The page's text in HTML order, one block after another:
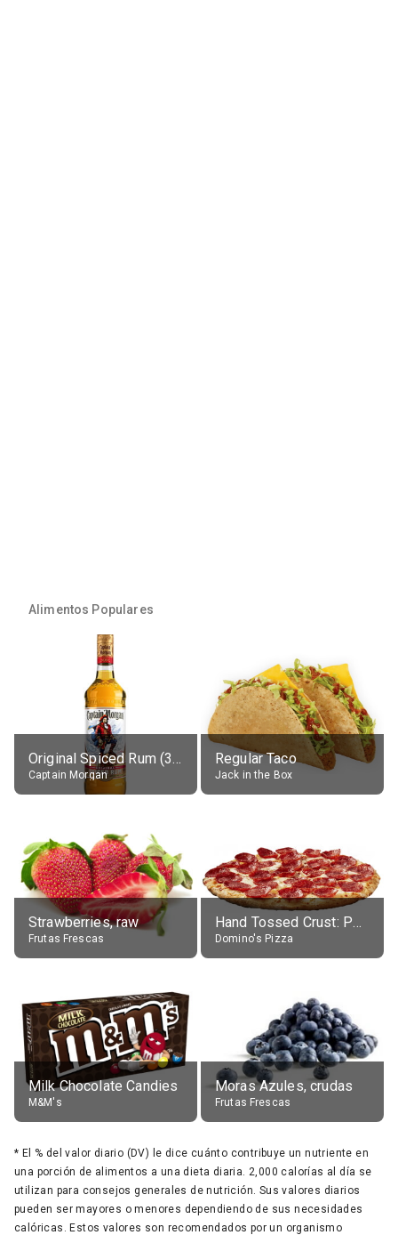
Alimentos Populares
Original Spiced Rum (35% alc.)
Captain Morgan
Regular Taco
Jack in the Box
Strawberries, raw
Frutas Frescas
Hand Tossed Crust: Pepperoni Pizza (Large 14")
Domino's Pizza
Milk Chocolate Candies
M&M's
Moras Azules, crudas
Frutas Frescas
* El % del valor diario (DV) le dice cuánto contribuye un nutriente en
una porción de alimentos a una dieta diaria. 2,000 calorías al día se
utilizan para consejos generales de nutrición. Sus valores diarios
pueden ser mayores o menores dependiendo de sus necesidades
calóricas. Estos valores son recomendados por un organismo